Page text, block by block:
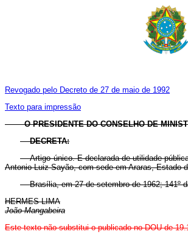
Revogado pelo Decreto de 27 de maio de 1992
Texto para impressão
O PRESIDENTE DO CONSELHO DE
DECRETA:
Artigo único. E declarada de utilidade
Antonio Luiz Sayão, com sede em Araras, Estado
Brasília, em 27 de setembro de 1962; 141º
HERMES LIMA
João Mangabeira
Este texto não substitui o publicado no DOU de